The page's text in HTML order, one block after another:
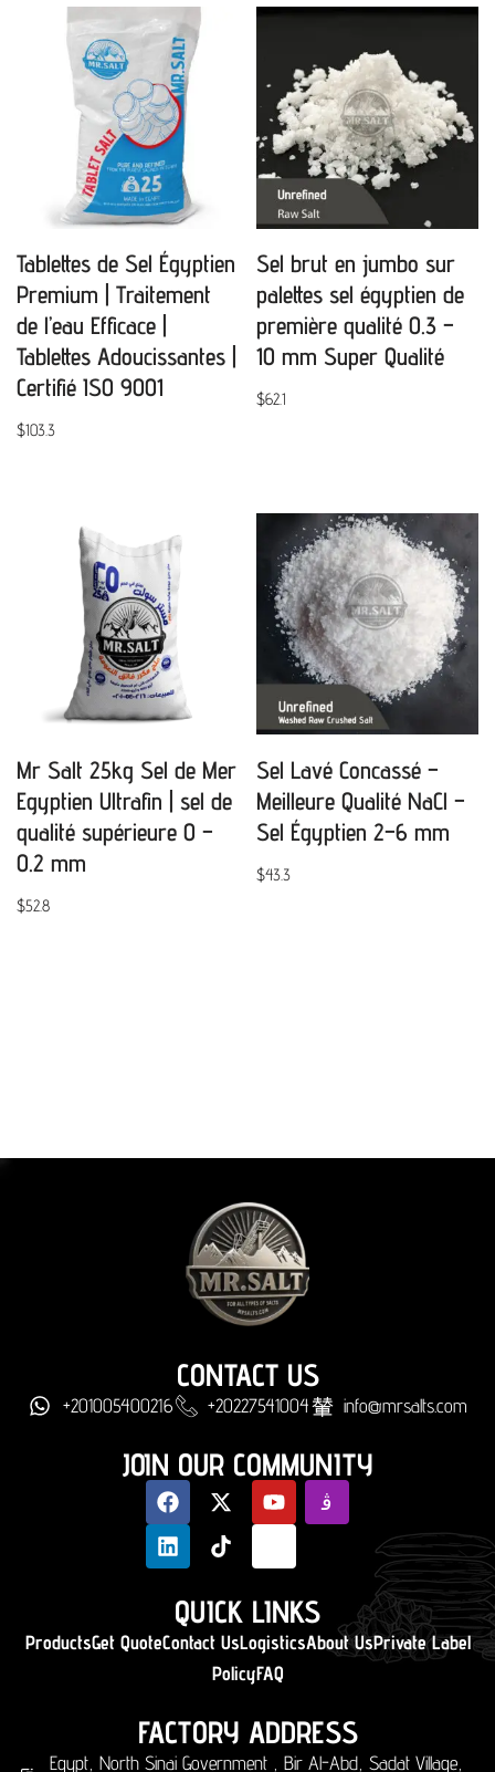
Tablettes de Sel Égyptien
Premium | Traitement
de l’eau Efficace |
Tablettes Adoucissantes |
Certifié ISO 9001
$103.3
Sel brut en jumbo sur
palettes sel égyptien de
première qualité 0.3 –
10 mm Super Qualité
$62.1
Mr Salt 25kg Sel de Mer
Egyptien Ultrafin | sel de
qualité supérieure 0 –
0.2 mm
$52.8
Sel Lavé Concassé –
Meilleure Qualité NaCl –
Sel Égyptien 2–6 mm
$43.3
CONTACT US
+201005400216 +20227541004 info@mrsalts.com
JOIN OUR COMMUNITY
QUICK LINKS
ProductsGet QuoteContact UsLogisticsAbout UsPrivate Label
PolicyFAQ
FACTORY ADDRESS
Egypt, North Sinai Government , Bir Al-Abd, Sadat Village,